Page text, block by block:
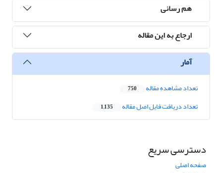
هم رسانی
ارجاع به این مقاله
آمار
تعداد مشاهده مقاله 750
تعداد دریافت فایل اصل مقاله 1,135
دسترسی سریع
صفحه اصلی